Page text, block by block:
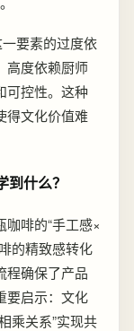
要素的过度依
高度依赖厨师
可控性。这种
得文化价值难
什么？
啡的“手工感×
的精致感转化
程确保了产品
要启示：文化
乘关系”实现共